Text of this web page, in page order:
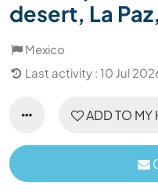
desert, La
Mexico
Last activity : 10 Jul
ADD TO MY